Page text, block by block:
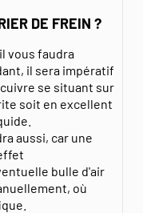
DE FREIN ?
vous faudra
il sera impératif
se situant sur
soit en excellent
aussi, car une
bulle d'air
où